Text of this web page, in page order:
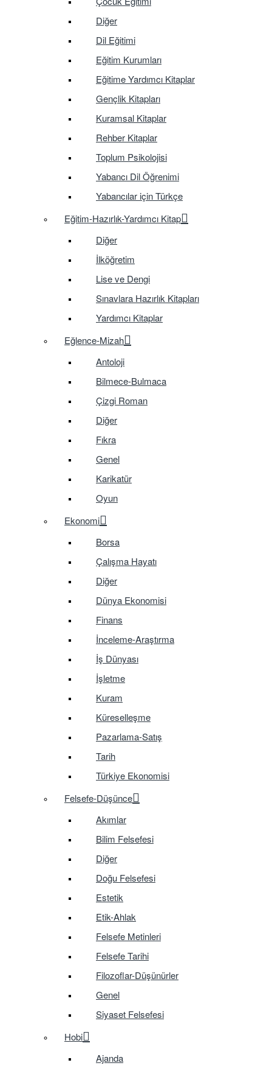
Diğer
Dil Eğitimi
Eğitim Kurumları
Eğitime Yardımcı Kitaplar
Gençlik Kitapları
Kuramsal Kitaplar
Rehber Kitaplar
Toplum Psikolojisi
Yabancı Dil Öğrenimi
Yabancılar için Türkçe
Eğitim-Hazırlık-Yardımcı Kitap
Diğer
İlköğretim
Lise ve Dengi
Sınavlara Hazırlık Kitapları
Yardımcı Kitaplar
Eğlence-Mizah
Antoloji
Bilmece-Bulmaca
Çizgi Roman
Diğer
Fıkra
Genel
Karikatür
Oyun
Ekonomi
Borsa
Çalışma Hayatı
Diğer
Dünya Ekonomisi
Finans
İnceleme-Araştırma
İş Dünyası
İşletme
Kuram
Küreselleşme
Pazarlama-Satış
Tarih
Türkiye Ekonomisi
Felsefe-Düşünce
Akımlar
Bilim Felsefesi
Diğer
Doğu Felsefesi
Estetik
Etik-Ahlak
Felsefe Metinleri
Felsefe Tarihi
Filozoflar-Düşünürler
Genel
Siyaset Felsefesi
Hobi
Ajanda